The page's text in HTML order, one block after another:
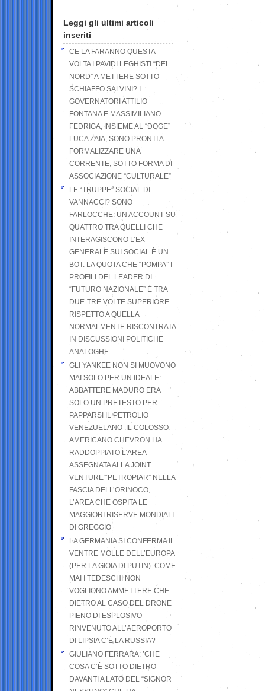
Leggi gli ultimi articoli
inseriti
CE LA FARANNO QUESTA
VOLTA I PAVIDI LEGHISTI “DEL
NORD” A METTERE SOTTO
SCHIAFFO SALVINI? I
GOVERNATORI ATTILIO
FONTANA E MASSIMILIANO
FEDRIGA, INSIEME AL “DOGE”
LUCA ZAIA, SONO PRONTI A
FORMALIZZARE UNA
CORRENTE, SOTTO FORMA DI
ASSOCIAZIONE “CULTURALE”
LE “TRUPPE” SOCIAL DI
VANNACCI? SONO
FARLOCCHE: UN ACCOUNT SU
QUATTRO TRA QUELLI CHE
INTERAGISCONO L’EX
GENERALE SUI SOCIAL È UN
BOT. LA QUOTA CHE “POMPA” I
PROFILI DEL LEADER DI
“FUTURO NAZIONALE” È TRA
DUE-TRE VOLTE SUPERIORE
RISPETTO A QUELLA
NORMALMENTE RISCONTRATA
IN DISCUSSIONI POLITICHE
ANALOGHE
GLI YANKEE NON SI MUOVONO
MAI SOLO PER UN IDEALE:
ABBATTERE MADURO ERA
SOLO UN PRETESTO PER
PAPPARSI IL PETROLIO
VENEZUELANO .IL COLOSSO
AMERICANO CHEVRON HA
RADDOPPIATO L’AREA
ASSEGNATA ALLA JOINT
VENTURE “PETROPIAR” NELLA
FASCIA DELL’ORINOCO,
L’AREA CHE OSPITA LE
MAGGIORI RISERVE MONDIALI
DI GREGGIO
LA GERMANIA SI CONFERMA IL
VENTRE MOLLE DELL’EUROPA
(PER LA GIOIA DI PUTIN). COME
MAI I TEDESCHI NON
VOGLIONO AMMETTERE CHE
DIETRO AL CASO DEL DRONE
PIENO DI ESPLOSIVO
RINVENUTO ALL’AEROPORTO
DI LIPSIA C’È LA RUSSIA?
GIULIANO FERRARA: ’CHE
COSA C’È SOTTO DIETRO
DAVANTI A LATO DEL “SIGNOR